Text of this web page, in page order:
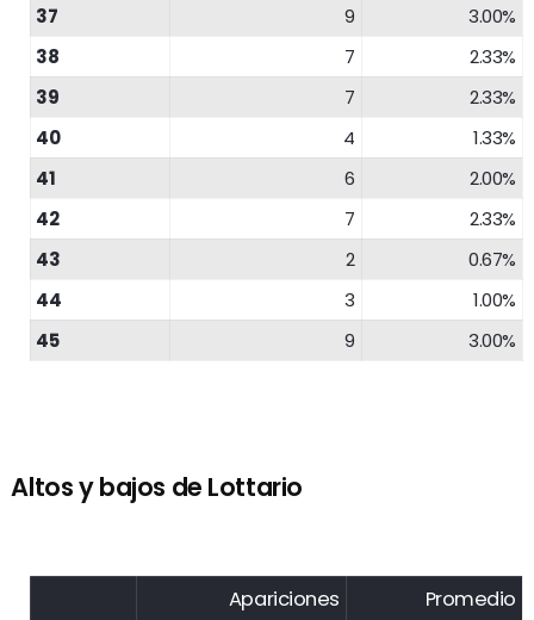
37 9
3.00%
38
7
2.33%
39
7
2.33%
40
4
1.33%
41
6
2.00%
42
7
2.33%
43
2
0.67%
44
3
1.00%
45
9 3.00%
Altos y bajos de Lottario
Apariciones Promedio